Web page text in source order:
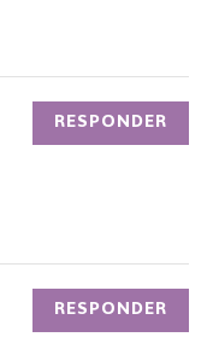
RESPONDER
RESPONDER